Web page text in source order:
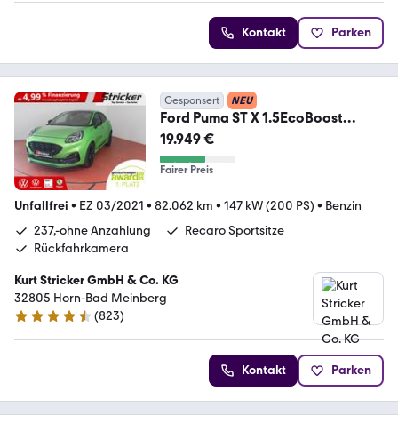
Kontakt Parken
Gesponsert NEU
Ford Puma ST X 1.5EcoBoost
"Dragon" 237,-ohne Anzahlu
19.949 €
Fairer Preis
Unfallfrei • EZ 03/2021 • 82.062 km • 147 kW (200 PS) • Benzin
237,-ohne Anzahlung
Recaro Sportsitze
Rückfahrkamera
Kurt Stricker GmbH & Co. KG
32805 Horn-Bad Meinberg
4.7 Sterne
(823)
Kontakt Parken